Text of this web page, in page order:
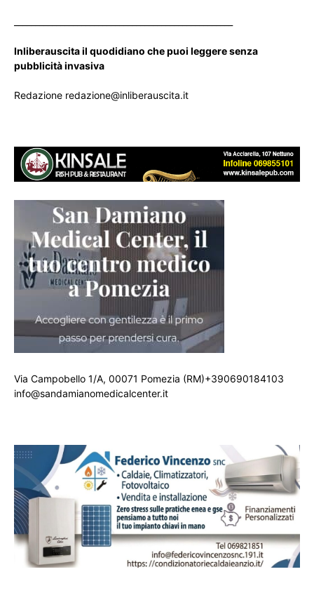
Inliberauscita il quodidiano che puoi leggere senza
pubblicità invasiva
Redazione redazione@inliberauscita.it
Via Campobello 1/A, 00071 Pomezia (RM)+390690184103
info@sandamianomedicalcenter.it